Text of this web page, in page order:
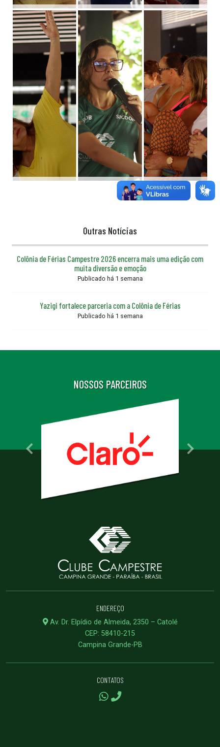
Outras Notícias
Colônia de Férias Campestre 2026 encerra mais uma edição com
muita diversão e emoção
Publicado há 1 semana
Yazigi fortalece parceria com a Colônia de Férias
Publicado há 1 semana
NOSSOS PARCEIROS
ENDEREÇO
Av. Dr. Elpídio de Almeida, 2350 – Catolé
CEP: 58410-215
Campina Grande-PB
CONTATOS